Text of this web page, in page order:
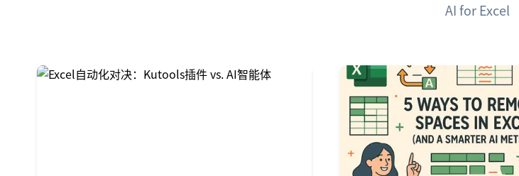
运营
用于跟踪流程、协作、计划与
销售
支持销售管道、目标、预测和
新手指南
帮助文档
查看产品文档
提示词库
用于分析、报表
AI for Excel